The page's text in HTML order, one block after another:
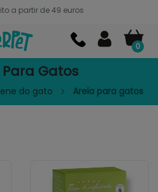
a partir de 49 euros
0
Gatos
do gato Areia para gatos
para mascotas
Google Play